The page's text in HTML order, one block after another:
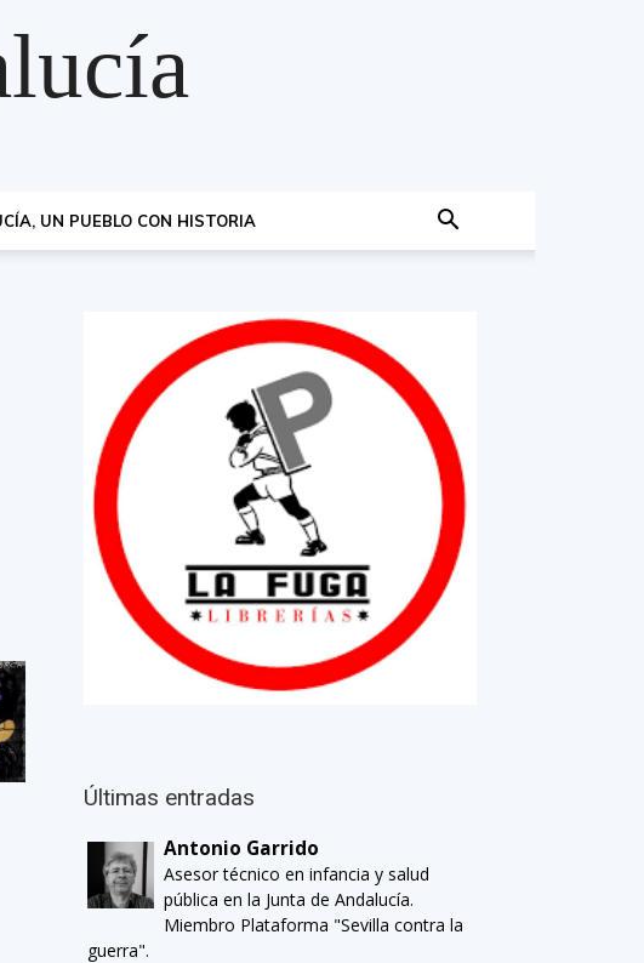
UN PUEBLO CON HISTORIA
Últimas entradas
Antonio Garrido
Asesor técnico en infancia y salud
pública en la Junta de Andalucía.
Miembro Plataforma "Sevilla contra la
guerra".